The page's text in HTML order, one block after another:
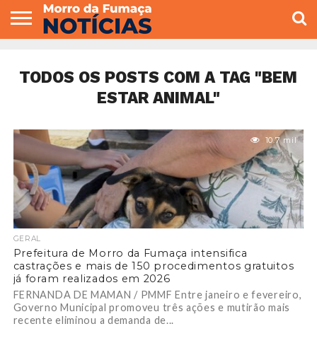
VEREADORES
TODOS OS POSTS COM A TAG "BEM
ESTAR ANIMAL"
10.7 mil
GERAL
Prefeitura de Morro da Fumaça intensifica
castrações e mais de 150 procedimentos gratuitos
já foram realizados em 2026
FERNANDA DE MAMAN / PMMF Entre janeiro e fevereiro,
Governo Municipal promoveu três ações e mutirão mais
recente eliminou a demanda de...